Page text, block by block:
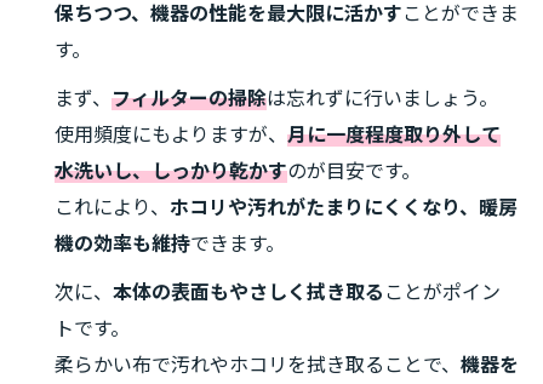
保ちつつ、機器の性能を最大限に活かすことができま
す。
まず、 フィルターの掃除は忘れずに行いましょう。
使用頻度にもよりますが、 月に一度程度取り外して
水洗いし、しっかり乾かすのが目安です。
これにより、 ホコリや汚れがたまりにくくなり、暖房
機の効率も維持できます。
次に、 本体の表面もやさしく拭き取る ことがポイン
トです。
柔らかい布で汚れやホコリを拭き取ることで、 機器を